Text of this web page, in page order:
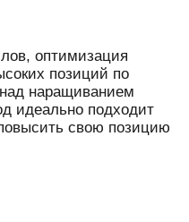
оптимизация
позиций по
наращиванием
идеально подходит
свою позицию